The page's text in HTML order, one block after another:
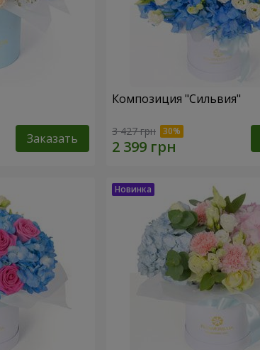
Заказать
Композиция "Сильвия"
3 427 грн